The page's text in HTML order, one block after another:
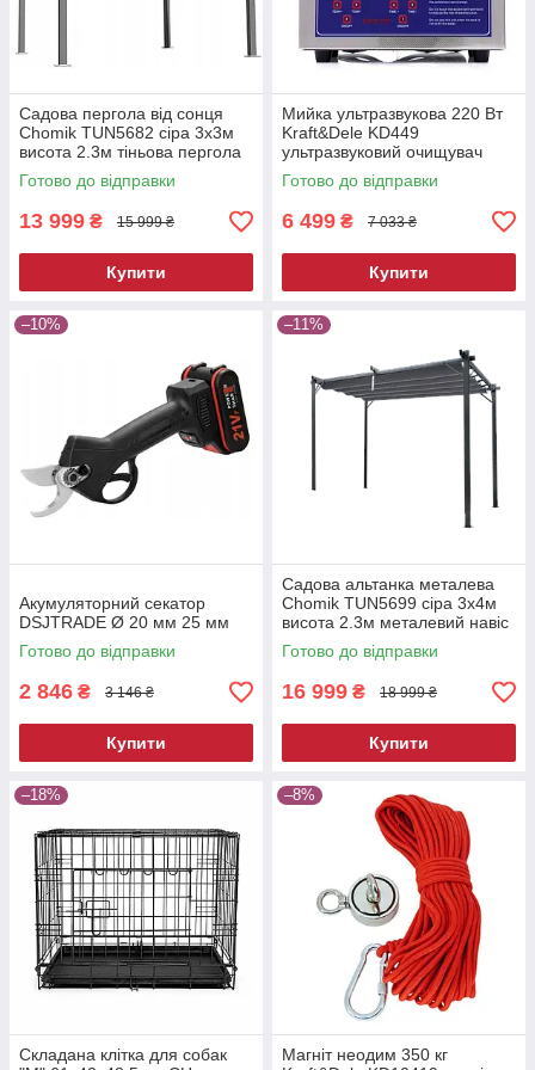
Садова пергола від сонця
Chomik TUN5682 сіра 3х3м
висота 2.3м тіньова пергола
для двору
Готово до відправки
13 999 ₴ 15 999 ₴
Купити
Мийка ультразвукова 220 Вт
Kraft&Dele KD449
ультразвуковий очищувач
Готово до відправки
6 499 ₴ 7 033 ₴
Купити
–10%
Акумуляторний секатор
DSJTRADE Ø 20 мм 25 мм
Готово до відправки
2 846 ₴ 3 146 ₴
Купити
–11%
Садова альтанка металева
Chomik TUN5699 сіра 3х4м
висота 2.3м металевий навіс
від сонця
Готово до відправки
16 999 ₴ 18 999 ₴
Купити
–18%
Складана клітка для собак
–8%
Магніт неодим 350 кг